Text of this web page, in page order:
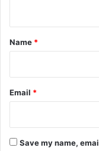
*
Name *
Email *
Save my name,